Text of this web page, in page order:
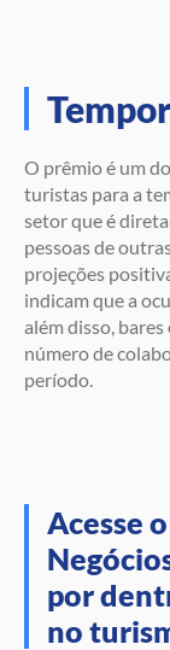
O prêmio é um
turistas para a
setor que é
pessoas de
projeções
indicam que a
além disso,
número de
período.
Acesse
por
no